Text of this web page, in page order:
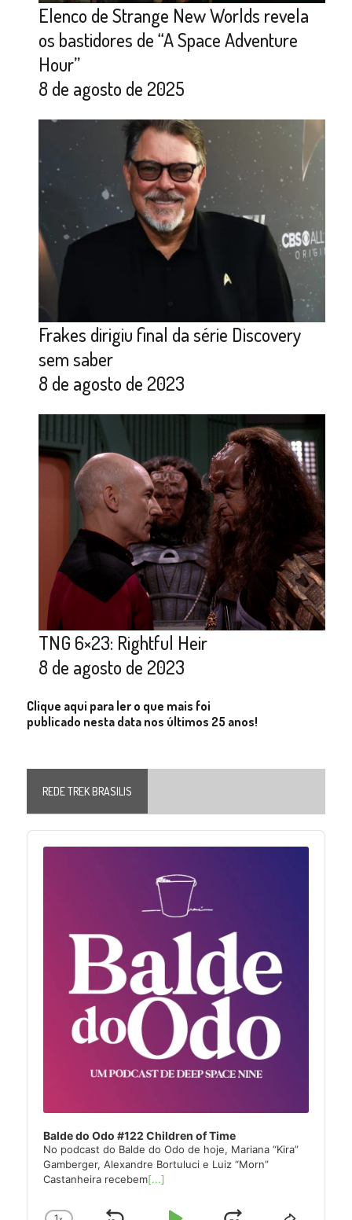
Elenco de Strange New Worlds revela
os bastidores de “A Space Adventure
Hour”
8 de agosto de 2025
Frakes dirigiu final da série Discovery
sem saber
8 de agosto de 2023
TNG 6×23: Rightful Heir
8 de agosto de 2023
Clique aqui para ler o que mais foi
publicado nesta data nos últimos 25 anos!
REDE TREK BRASILIS
Audio
Player
Balde do Odo #122 Children of Time
No podcast do Balde do Odo de hoje, Mariana “Kira”
Gamberger, Alexandre Bortuluci e Luiz “Morn”
Castanheira recebem[...]